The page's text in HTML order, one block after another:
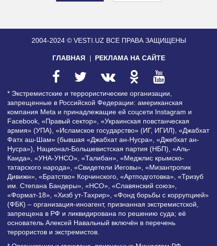
2004-2024 © VESTI.UZ ВСЕ ПРАВА ЗАЩИЩЕНЫ
ГЛАВНАЯ РЕКЛАМА НА САЙТЕ
* Экстремистские и террористические организации,
запрещенные в Российской Федерации: американская
компания Meta и принадлежащие ей соцсети Instagram и
Facebook, «Правый сектор», «Украинская повстанческая
армия» (УПА), «Исламское государство» (ИГ, ИГИЛ), «Джабхат
Фатх аш-Шам» (бывшая «Джабхат ан-Нусра», «Джебхат ан-
Нусра»), Национал-Большевистская партия (НБП), «Аль-
Каида», «УНА-УНСО», «Талибан», «Меджлис крымско-
татарского народа», «Свидетели Иеговы», «Мизантропик
Дивижн», «Братство» Корчинского, «Артподготовка», «Тризуб
им. Степана Бандеры», «НСО», «Славянский союз»,
«Формат-18», «Хизб ут-Тахрир», «Фонд борьбы с коррупцией»
(ФБК) – организация-иноагент, признанная экстремистской,
запрещена в РФ и ликвидирована по решению суда; её
основатель Алексей Навальный включён в перечень
террористов и экстремистов.